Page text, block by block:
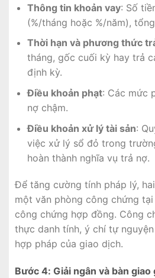
Thông tin khoản vay: Số
(%/tháng hoặc %/năm),
Thời hạn và phương thức
tháng, gốc cuối kỳ hay trả
định kỳ.
Điều khoản phạt: Các mức
nợ chậm.
Điều khoản xử lý tài sản:
việc xử lý sổ đỏ trong
hoàn thành nghĩa vụ trả nợ.
Để tăng cường tính pháp lý,
một văn phòng công chứng
công chứng hợp đồng. Công
thực danh tính, ý chí tự
hợp pháp của giao dịch.
Bước 4: Giải ngân và bàn giao